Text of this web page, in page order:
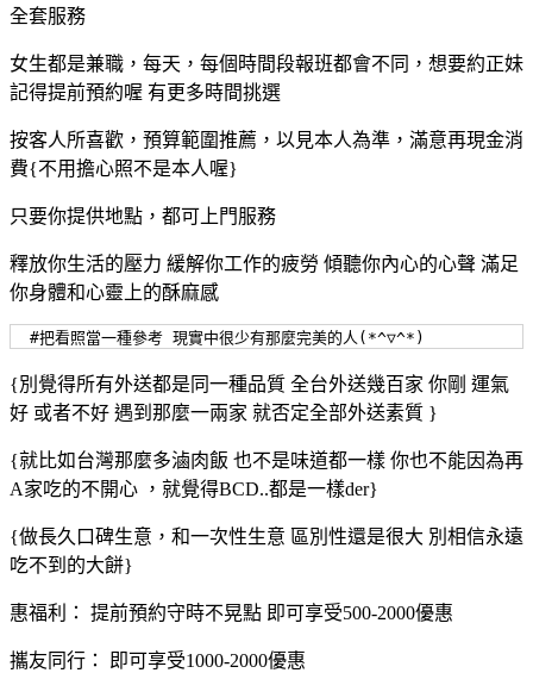
全套服務
女生都是兼職，每天，每個時間段報班都會不同，想要約正妹
記得提前預約喔 有更多時間挑選
按客人所喜歡，預算範圍推薦，以見本人為準，滿意再現金消
費{不用擔心照不是本人喔}
只要你提供地點，都可上門服務
釋放你生活的壓力 緩解你工作的疲勞 傾聽你內心的心聲 滿足
你身體和心靈上的酥麻感
  #把看照當一種參考 現實中很少有那麼完美的人(*^▽^*)
{別覺得所有外送都是同一種品質 全台外送幾百家 你剛 運氣
好 或者不好 遇到那麼一兩家 就否定全部外送素質 }
{就比如台灣那麼多滷肉飯 也不是味道都一樣 你也不能因為再
A家吃的不開心 ，就覺得BCD..都是一樣der}
{做長久口碑生意，和一次性生意 區別性還是很大 別相信永遠
吃不到的大餅}
惠福利： 提前預約守時不晃點 即可享受500-2000優惠
攜友同行： 即可享受1000-2000優惠